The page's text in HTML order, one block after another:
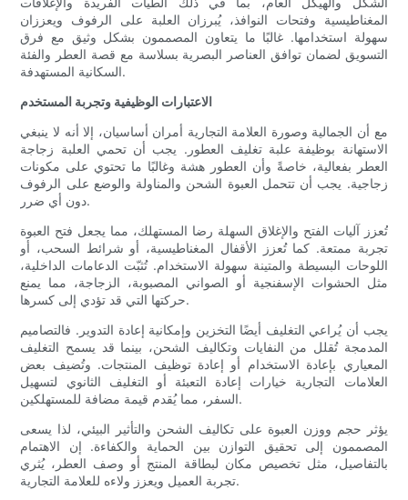
المغناطيسية وفتحات النوافذ، يُبرزان العلبة على الرفوف ويعززان
سهولة استخدامها. غالبًا ما يتعاون المصممون بشكل وثيق مع فرق
التسويق لضمان توافق العناصر البصرية بسلاسة مع قصة العطر والفئة
السكانية المستهدفة.
الاعتبارات الوظيفية وتجربة المستخدم
مع أن الجمالية وصورة العلامة التجارية أمران أساسيان، إلا أنه لا ينبغي
الاستهانة بوظيفة علبة تغليف العطور. يجب أن تحمي العلبة زجاجة
العطر بفعالية، خاصةً وأن العطور هشة وغالبًا ما تحتوي على مكونات
زجاجية. يجب أن تتحمل العبوة الشحن والمناولة والوضع على الرفوف
دون أي ضرر.
تُعزز آليات الفتح والإغلاق السهلة رضا المستهلك، مما يجعل فتح العبوة
تجربة ممتعة. كما تُعزز الأقفال المغناطيسية، أو شرائط السحب، أو
اللوحات البسيطة والمتينة سهولة الاستخدام. تُثبّت الدعامات الداخلية،
مثل الحشوات الإسفنجية أو الصواني المصبوبة، الزجاجة، مما يمنع
حركتها التي قد تؤدي إلى كسرها.
يجب أن يُراعي التغليف أيضًا التخزين وإمكانية إعادة التدوير. فالتصاميم
المدمجة تُقلل من النفايات وتكاليف الشحن، بينما قد يسمح التغليف
المعياري بإعادة الاستخدام أو إعادة توظيف المنتجات. وتُضيف بعض
العلامات التجارية خيارات إعادة التعبئة أو التغليف الثانوي لتسهيل
السفر، مما يُقدم قيمة مضافة للمستهلكين.
يؤثر حجم ووزن العبوة على تكاليف الشحن والتأثير البيئي، لذا يسعى
المصممون إلى تحقيق التوازن بين الحماية والكفاءة. إن الاهتمام
بالتفاصيل، مثل تخصيص مكان لبطاقة المنتج أو وصف العطر، يُثري
تجربة العميل ويعزز ولاءه للعلامة التجارية.